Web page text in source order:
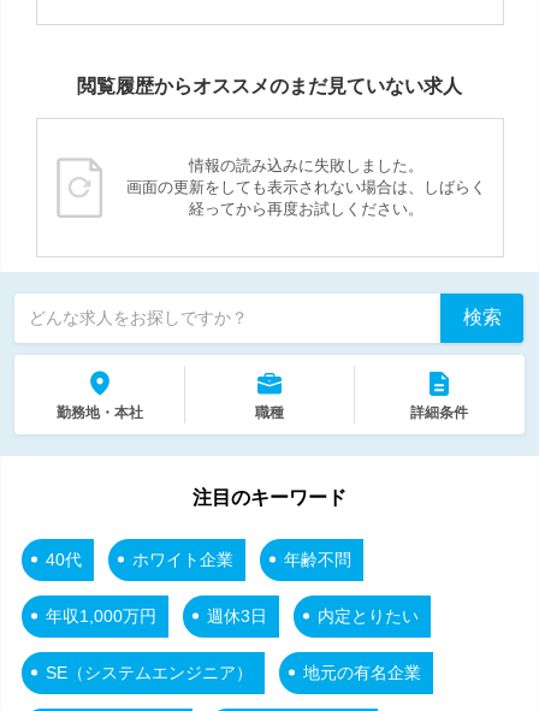
閲覧履歴からオススメのまだ見ていない求人
情報の読み込みに失敗しました。
画面の更新をしても表示されない場合は、しばらく
経ってから再度お試しください。
どんな求人をお探しですか？ 検索
勤務地・本社 職種 詳細条件
注目のキーワード
40代 ホワイト企業 年齢不問
年収1,000万円 週休3日 内定とりたい
SE（システムエンジニア） 地元の有名企業